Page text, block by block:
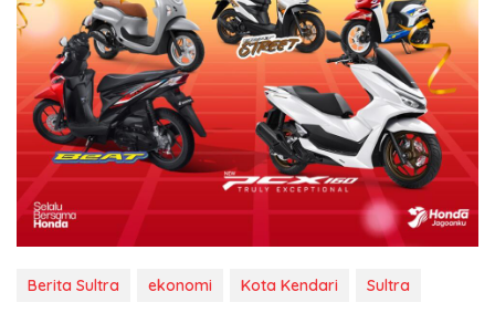
Berita Sultra ekonomi Kota Kendari Sultra